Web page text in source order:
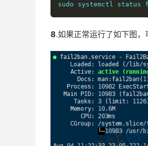
sudo systemctl status
8.如果正常运行了如下图，